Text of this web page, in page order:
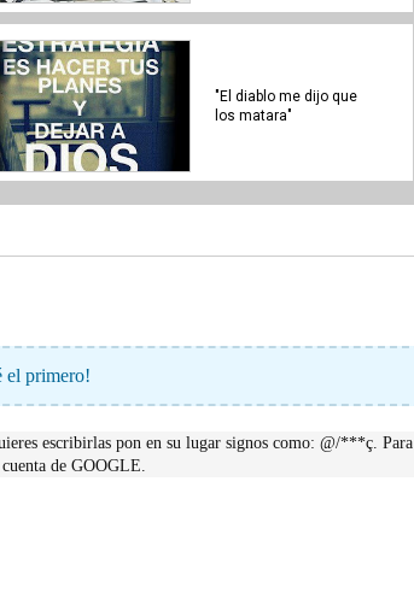
"El diablo me dijo que
los matara"
el primero!
escribirlas pon en su lugar signos como: @/***ç. Para
de GOOGLE.